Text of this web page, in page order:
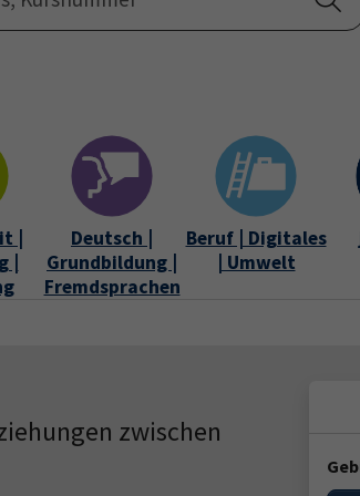
|
|
Deutsch |
Grundbildung |
Fremdsprachen
Beruf | Digitales
| Umwelt
zwischen